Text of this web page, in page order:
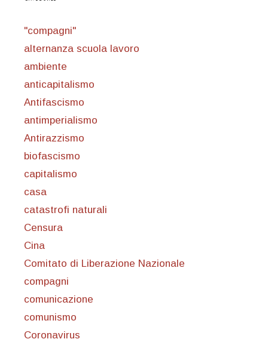
"compagni"
alternanza scuola lavoro
ambiente
anticapitalismo
Antifascismo
antimperialismo
Antirazzismo
biofascismo
capitalismo
casa
catastrofi naturali
Censura
Cina
Comitato di Liberazione Nazionale
compagni
comunicazione
comunismo
Coronavirus